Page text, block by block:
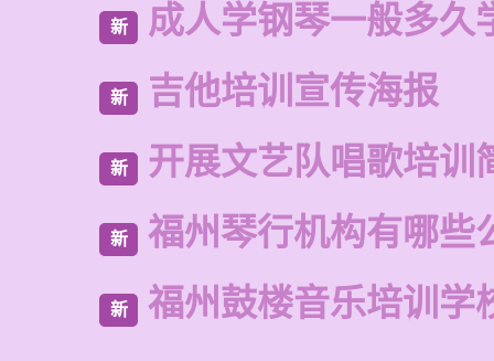
新 成人学钢琴一般多久
新 吉他培训宣传海报
新 开展文艺队唱歌培训
新 福州琴行机构有哪些
新 福州鼓楼音乐培训学